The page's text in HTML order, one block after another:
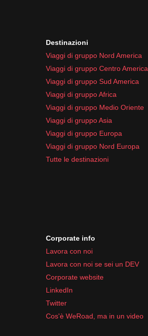
Destinazioni
Viaggi di gruppo Nord America
Viaggi di gruppo Centro America
Viaggi di gruppo Sud America
Viaggi di gruppo Africa
Viaggi di gruppo Medio Oriente
Viaggi di gruppo Asia
Viaggi di gruppo Europa
Viaggi di gruppo Nord Europa
Tutte le destinazioni
Corporate info
Lavora con noi
Lavora con noi se sei un DEV
Corporate website
LinkedIn
Twitter
Cos'è WeRoad, ma in un video